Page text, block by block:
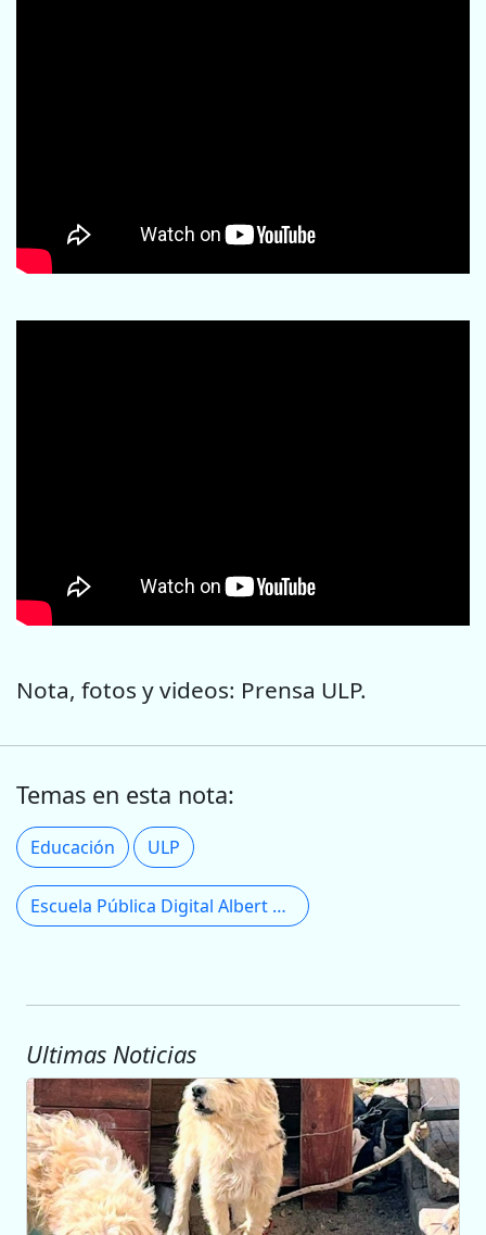
Nota, fotos y videos: Prensa ULP.
Temas en esta nota:
Educación ULP
Escuela Pública Digital Albert Einstein
Ultimas Noticias